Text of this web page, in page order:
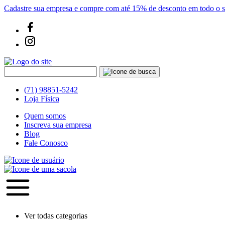
Cadastre sua empresa e compre com até 15% de desconto em todo o
(71) 98851-5242
Loja Física
Quem somos
Inscreva sua empresa
Blog
Fale Conosco
Ver todas categorias